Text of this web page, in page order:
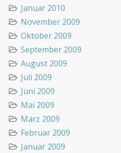
Januar 2010
November 2009
Oktober 2009
September 2009
August 2009
Juli 2009
Juni 2009
Mai 2009
März 2009
Februar 2009
Januar 2009